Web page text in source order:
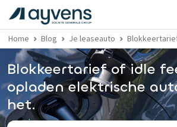
Home Blog Je leaseauto
Blokkeertarief of idle
opladen elektrische
het.